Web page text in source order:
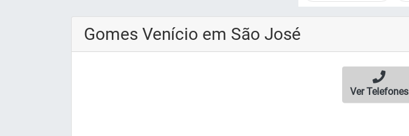
Gomes Venício em São José
Ver Telefones